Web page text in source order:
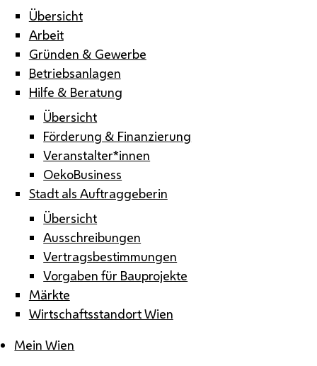
Übersicht
Arbeit
Gründen & Gewerbe
Betriebsanlagen
Hilfe & Beratung
Übersicht
Förderung & Finanzierung
Veranstalter*innen
OekoBusiness
Stadt als Auftraggeberin
Übersicht
Ausschreibungen
Vertragsbestimmungen
Vorgaben für Bauprojekte
Märkte
Wirtschaftsstandort Wien
Mein Wien